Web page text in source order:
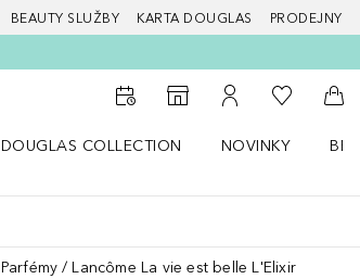
BEAUTY SLUŽBY KARTA DOUGLAS PRODEJNY
K vyhledávači prodejen
K mému účtu
K mému
Do
DOUGLAS COLLECTION
NOVINKY
Parfémy Lancôme La vie est belle L'Elixir